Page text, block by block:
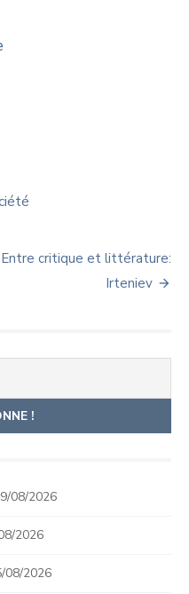
Entre critique et littérature:
Irteniev
08/2026
2026
08/2026